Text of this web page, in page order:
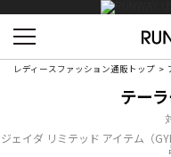
レディースファッション通販トップ
テー
ジェイダ リミテッド アイテム（